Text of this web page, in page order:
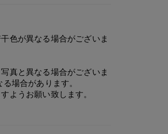
色が異なる場合がございま
真と異なる場合がございま
場合があります。
ようお願い致します。